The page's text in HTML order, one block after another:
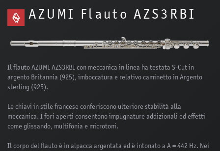
AZUMI Flauto AZS3RBI
Il flauto AZUMI AZS3RBI con meccanica in linea ha testata S-Cut in
argento Britannia (925), imboccatura e relativo caminetto in Argento
sterling (925).
Le chiavi in stile francese conferiscono ulteriore stabilità alla
meccanica. I fori aperti consentono impugnature addizionali ed effetti
come glissando, multifonia e microtoni.
Il corpo del flauto è in alpacca argentata ed è intonato a A = 442 Hz. Nei